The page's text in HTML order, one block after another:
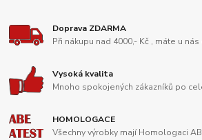
Doprava ZDARMA
Při nákupu nad 4000,- Kč , máte u
Vysoká kvalita
Mnoho spokojených zákazníků po
HOMOLOGACE
Všechny výrobky mají Homologaci